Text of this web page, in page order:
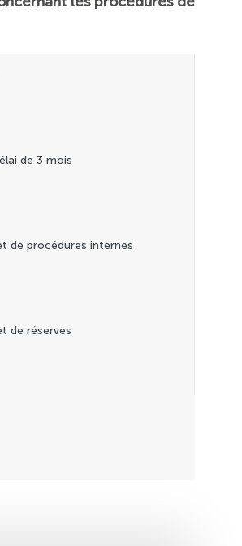
de 3 mois
de procédures internes
de réserves